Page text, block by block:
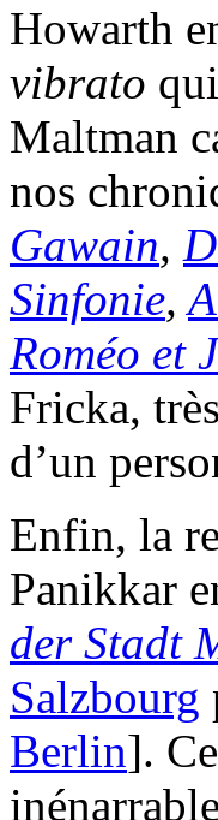
Howarth
vibrato
Maltman
nos
Gawain,
Sinfonie,
Roméo et
Fricka,
d’un
Enfin, la
Panikkar
der Stadt
Salzbourg
Berlin].